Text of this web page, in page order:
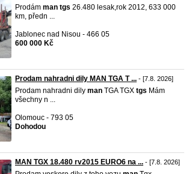
Prodám man tgs 26.480 lesak,rok 2012, 633 000
km, předn ...
Jablonec nad Nisou - 466 05
600 000 Kč
Prodam nahradni dily MAN TGA T ... - [7.8. 2026]
Prodam nahradni dily man TGA TGX tgs Mám
všechny n ...
Olomouc - 793 05
Dohodou
MAN TGX 18.480 rv2015 EURO6 na ... - [7.8. 2026]